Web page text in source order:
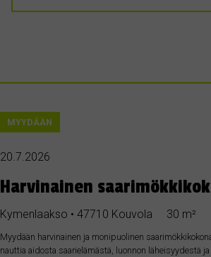
MYYDÄÄN
20.7.2026
Harvinainen
Kymenlaakso • 47710 Kouvola 30 m²
Myydään harvinainen ja monipuolinen
nauttia aidosta saarielämästä, luonnon läheisyydestä